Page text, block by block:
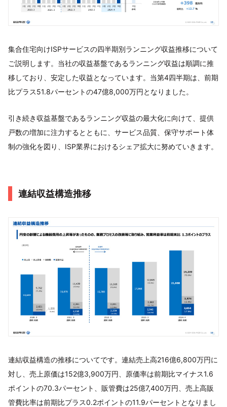
集合住宅向けISPサービスの四半期別ランニング収益推移について
ご説明します。当社の収益基盤であるランニング収益は順調に推
移しており、安定した収益となっています。当第4四半期は、前期
比プラス51.8パーセントの47億8,000万円となりました。
引き続き収益基盤であるランニング収益の最大化に向けて、提供
戸数の増加に注力するとともに、サービス品質、保守サポート体
制の強化を図り、ISP業界におけるシェア拡大に努めていきます。
連結収益構造推移
連結収益構造の推移についてです。連結売上高216億6,800万円に
対し、売上原価は152億3,900万円、原価率は前期比マイナス1.6
ポイントの70.3パーセント、販管費は25億7,400万円、売上高販
管費比率は前期比プラス0.2ポイントの11.9パーセントとなりまし